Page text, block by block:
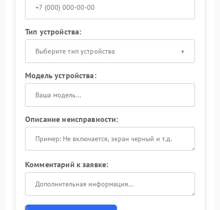
Тип устройства:
Выберите тип устройства
Модель устройства:
Описание неисправности:
Комментарий к заявке: